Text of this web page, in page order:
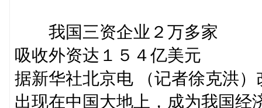
我国三资企业２万多家
吸收外资达１５４亿美元
据新华社北京电 （记者徐克洪
出现在中国大地上，成为我国经